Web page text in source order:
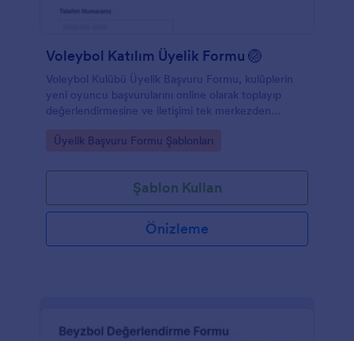
Voleybol Katılım Üyelik Formu 🏐
Voleybol Kulübü Üyelik Başvuru Formu, kulüplerin
yeni oyuncu başvurularını online olarak toplayıp
değerlendirmesine ve iletişimi tek merkezden
şablonudur.
Go to Category:
Üyelik Başvuru Formu Şablonları
Şablon Kullan
Önizleme